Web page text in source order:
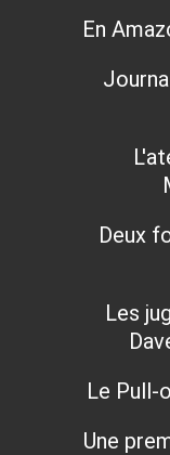
En
Deux
Les
Le Pull-
Une